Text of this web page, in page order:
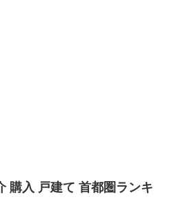
購入 戸建て 首都圏ランキ